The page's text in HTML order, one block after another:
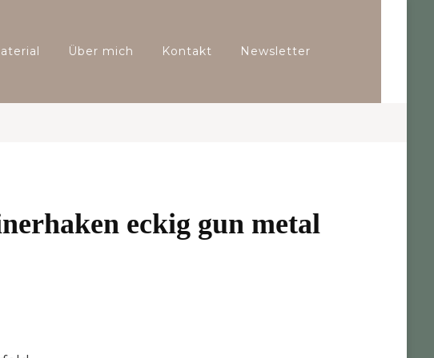
Über mich Kontakt Newsletter
eckig gun metal